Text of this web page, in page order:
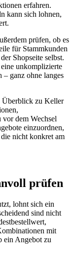
erfahren.
kann sich lohnen,
prüfen, ob es
für Stammkunden
Shopseite selbst.
unkomplizierte
ganz ohne langes
Überblick zu Keller
dem Wechsel
einzuordnen,
nicht konkret am
prüfen
lohnt sich ein
sind nicht
mit
ein Angebot zu